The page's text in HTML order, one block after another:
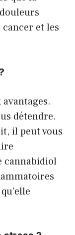
et les
détendre.
il peut vous
cannabidiol